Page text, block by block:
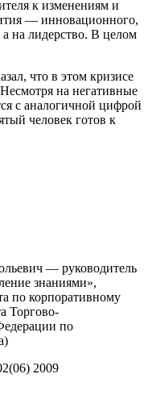
к изменениям и
— инновационного,
на лидерство. В целом
что в этом кризисе
на негативные
с аналогичной цифрой
человек готов к
— руководитель
знаниями»,
по корпоративному
Торгово-
по
2009